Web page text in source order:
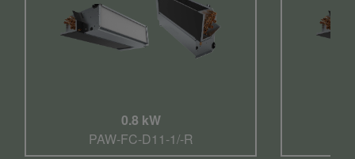
0.8 kW
PAW-FC-D11-1/-R